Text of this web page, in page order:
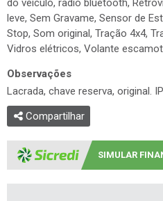
Comandos no volante, Controle
Traseiro, Direção Hidráulica, Farol
de 3 meses, gps, Ipva Pago,
do veículo, radio bluetooth,
leve, Sem Gravame, Sensor de
Stop, Som original, Tração 4x4,
Vidros elétricos, Volante
Observações
Lacrada, chave reserva, original.
Compartilhar